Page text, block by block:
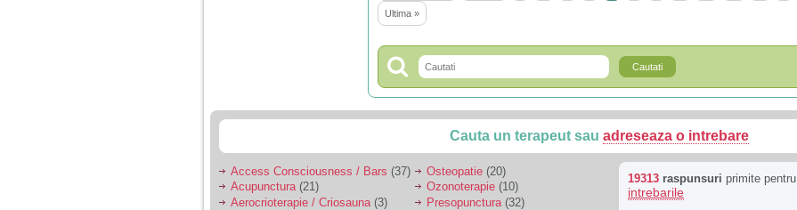
Ultima »
Cauta un terapeut sau adreseaza o intrebare
Access Consciousness / Bars (37)
Acupunctura(21)
Aerocrioterapie / Criosauna (3)
Osteopatie (20)
Ozonoterapie (10)
Presopunctura (32)
19313 raspunsuri primite pentru
intrebarile